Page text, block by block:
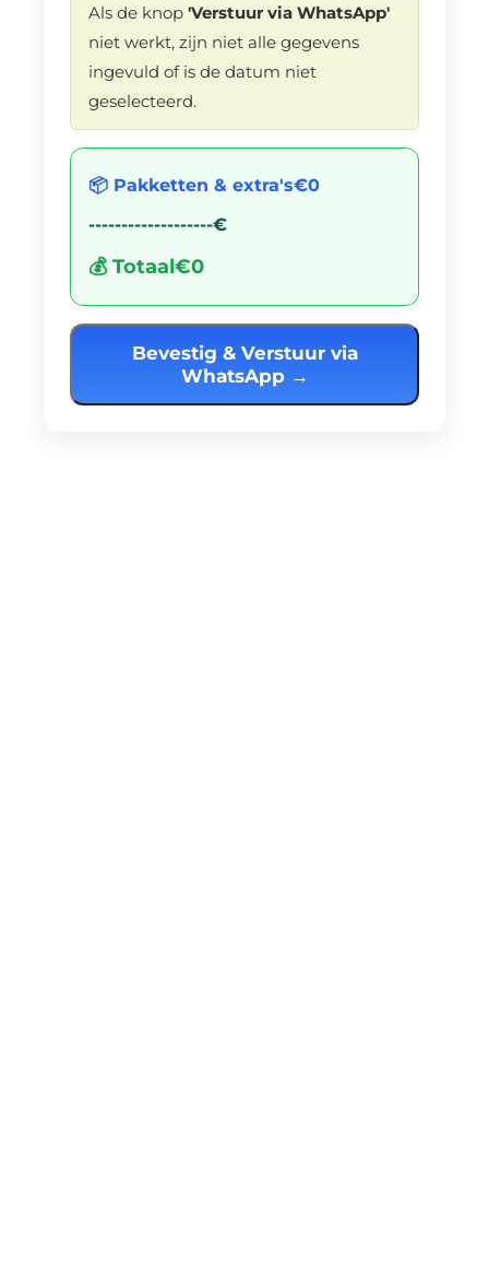
Als de knop 'Verstuur via WhatsApp'
niet werkt, zijn niet alle gegevens
ingevuld of is de datum niet
geselecteerd.
📦 Pakketten & extra's€0
-------------------€
💰 Totaal€0
Bevestig & Verstuur via
WhatsApp →